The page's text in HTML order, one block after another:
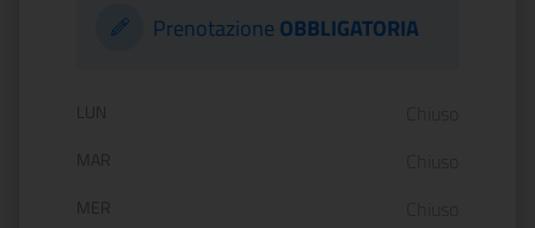
Prenotazione OBBLIGATORIA
Orario di apertura:
LUN
MAR
MER